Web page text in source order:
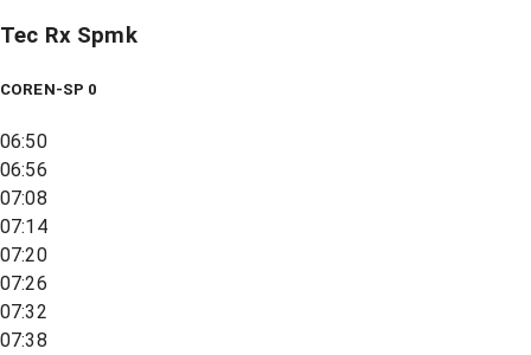
Tec Rx Spmk
COREN-SP 0
06:50
06:56
07:08
07:14
07:20
07:26
07:32
07:38